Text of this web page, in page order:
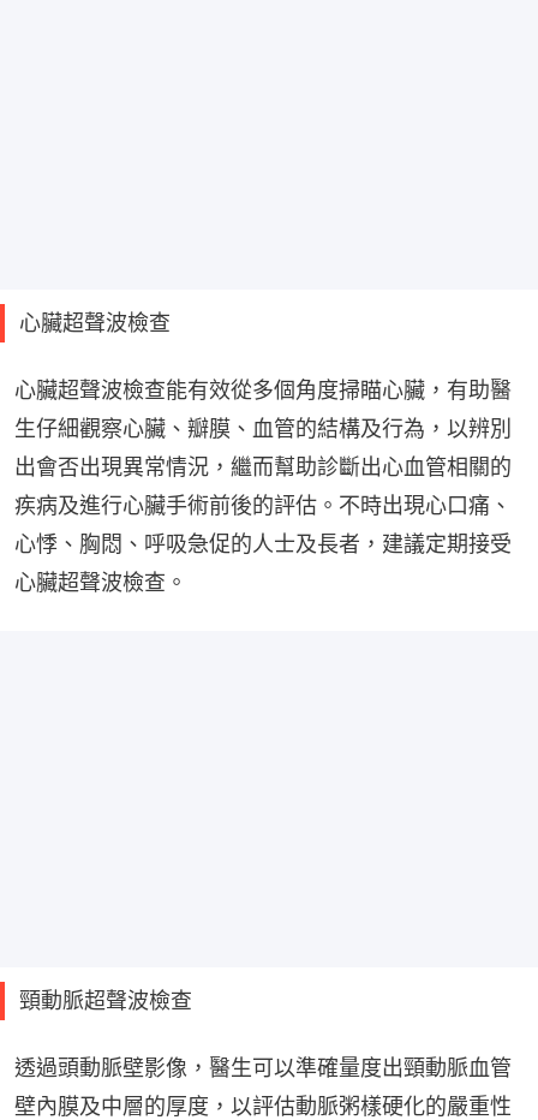
心臟超聲波檢查
心臟超聲波檢查能有效從多個角度掃瞄心臟，有助醫
生仔細觀察心臟、瓣膜、血管的結構及行為，以辨別
出會否出現異常情況，繼而幫助診斷出心血管相關的
疾病及進行心臟手術前後的評估。不時出現心口痛、
心悸、胸悶、呼吸急促的人士及長者，建議定期接受
心臟超聲波檢查。
頸動脈超聲波檢查
透過頭動脈壁影像，醫生可以準確量度出頸動脈血管
壁內膜及中層的厚度，以評估動脈粥樣硬化的嚴重性